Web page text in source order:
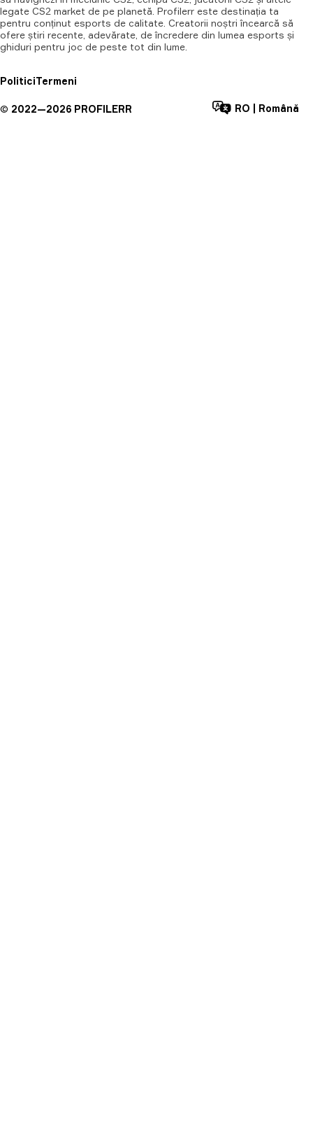
legate CS2 market de pe planetă. Profilerr este destinația ta
pentru conținut esports de calitate. Creatorii noștri încearcă să
ofere știri recente, adevărate, de încredere din lumea esports și
ghiduri pentru joc de peste tot din lume.
PoliticiTermeni
© 2022—2026 PROFILERR RO Română